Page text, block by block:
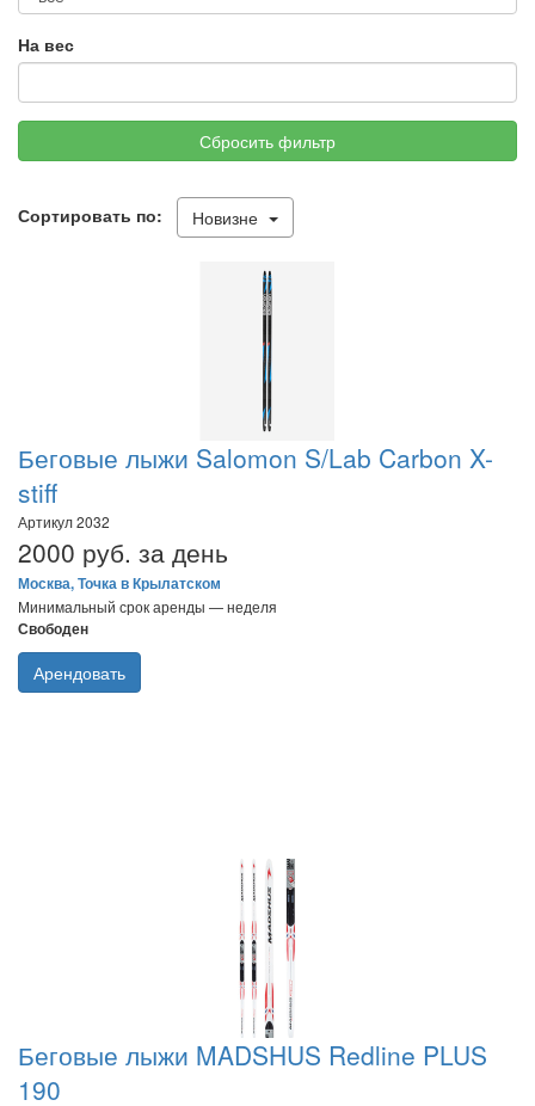
На вес
Сбросить фильтр
Сортировать по: Новизне
Беговые лыжи Salomon S/Lab Carbon X-
stiff
Артикул 2032
2000 руб. за день
Москва, Точка в Крылатском
Минимальный срок аренды — неделя
Свободен
Арендовать
Беговые лыжи MADSHUS Redline PLUS
190